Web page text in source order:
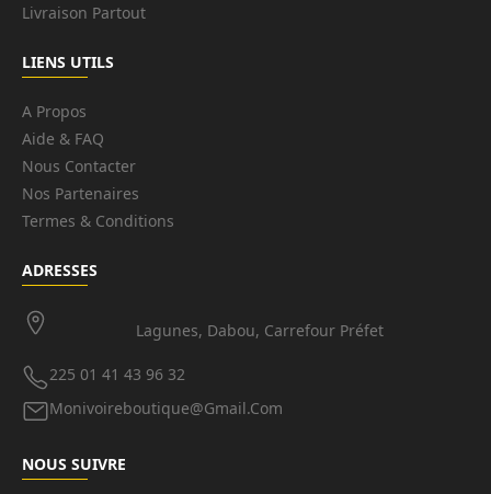
Livraison Partout
LIENS UTILS
A Propos
Aide & FAQ
Nous Contacter
Nos Partenaires
Termes & Conditions
ADRESSES
Lagunes, Dabou, Carrefour Préfet
225 01 41 43 96 32
Monivoireboutique@gmail.com
NOUS SUIVRE